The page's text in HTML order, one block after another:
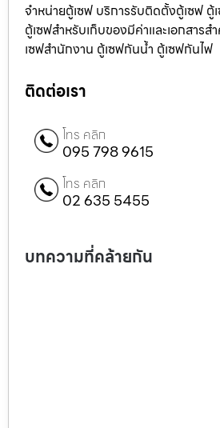
จำหน่ายตู้เซฟ บริการรับติดตั้งตู้เซฟ
ตู้เซฟสำหรับเก็บของมีค่าและเอกสาร
เซฟสำนักงาน ตู้เซฟกันน้ำ ตู้เซฟกันไฟ
ติดต่อเรา
โทร คลิก
095 798 9615
โทร คลิก
02 635 5455
บทความที่คล้ายกัน